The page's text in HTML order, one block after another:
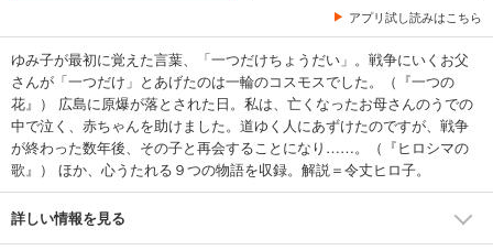
アプリ試し読みはこちら
ゆみ子が最初に覚えた言葉、「一つだけちょうだい」。戦争にいくお父
さんが「一つだけ」とあげたのは一輪のコスモスでした。（『一つの
花』） 広島に原爆が落とされた日。私は、亡くなったお母さんのうでの
中で泣く、赤ちゃんを助けました。道ゆく人にあずけたのですが、戦争
が終わった数年後、その子と再会することになり……。（『ヒロシマの
歌』） ほか、心うたれる９つの物語を収録。解説＝令丈ヒロ子。
詳しい情報を見る